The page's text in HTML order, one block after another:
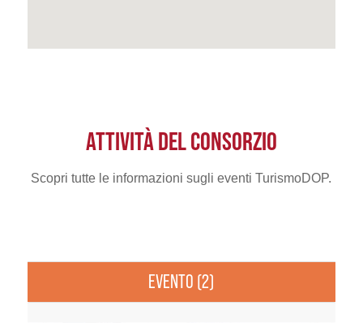
ATTIVITÀ DEL CONSORZIO
Scopri tutte le informazioni sugli eventi TurismoDOP.
EVENTO (2)